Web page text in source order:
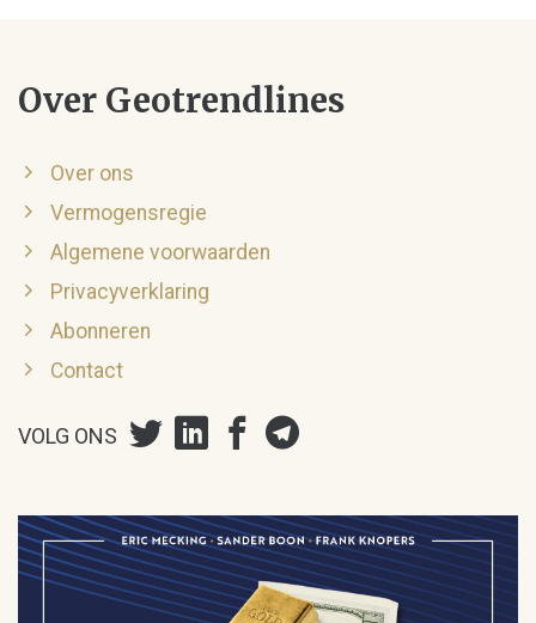
Over Geotrendlines
Over ons
Vermogensregie
Algemene voorwaarden
Privacyverklaring
Abonneren
Contact
VOLG ONS